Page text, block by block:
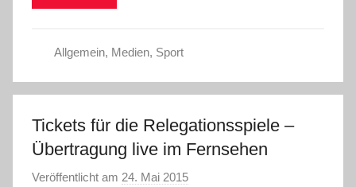
Allgemein, Medien, Sport
Tickets für die Relegationsspiele –
Übertragung live im Fernsehen
Veröffentlicht am 24. Mai 2015